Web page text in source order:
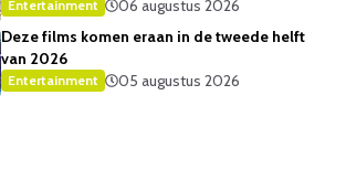
Entertainment
06 augustus 2026
Deze films komen eraan in de tweede helft
van 2026
Entertainment 05 augustus 2026